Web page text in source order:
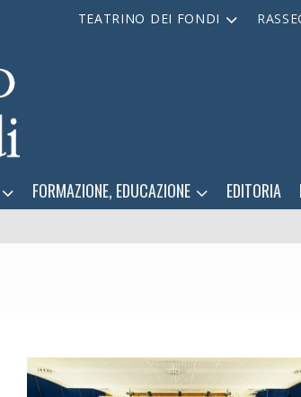
TEATRINO DEI FONDI
FORMAZIONE, EDUCAZIONE EDITORIA